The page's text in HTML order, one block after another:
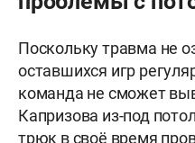
Поскольку травма не
оставшихся игр
команда не сможет
Капризова из-под
трюк в своё время